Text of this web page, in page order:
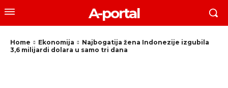
A-portal
Home Ekonomija
Najbogatija žena Indonezije izgubila
3,6 milijardi dolara u samo tri dana